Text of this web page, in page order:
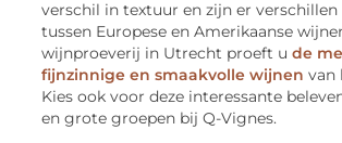
verschil in textuur en zijn er verschillen
tussen Europese en Amerikaanse
wijnproeverij in Utrecht proeft ude
fijnzinnige en smaakvolle wijnen van
Kies ook voor deze interessante
en grote groepen bij Q-Vignes.